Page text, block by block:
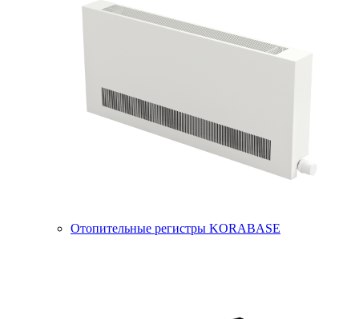
Отопительные регистры KORABASE